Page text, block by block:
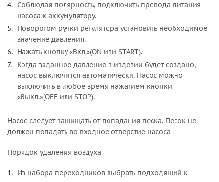
Соблюдая полярность, подключить провода питания
насоса к аккумулятору.
Поворотом ручки регулятора установить необходимое
значение давления.
Нажать кнопку «Вкл.»(ON или START).
Когда заданное давление в изделии будет создано,
насос выключится автоматически. Насос можно
выключить в любое время нажатием кнопки
«Выкл.»(OFF или STOP).
Насос следует защищать от попадания песка. Песок не
должен попадать во входное отверстие насоса
Порядок удаления воздуха
Из набора переходников выбрать подходящий к